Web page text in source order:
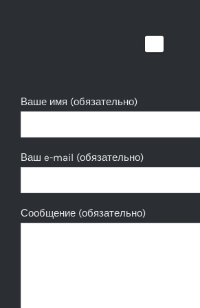
Ваше имя (обязательно)
Ваш e-mail (обязательно)
Сообщение (обязательно)